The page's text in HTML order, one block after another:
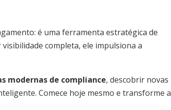
é uma ferramenta estratégica de
completa, ele impulsiona a
modernas de compliance, descobrir novas
Comece hoje mesmo e transforme a